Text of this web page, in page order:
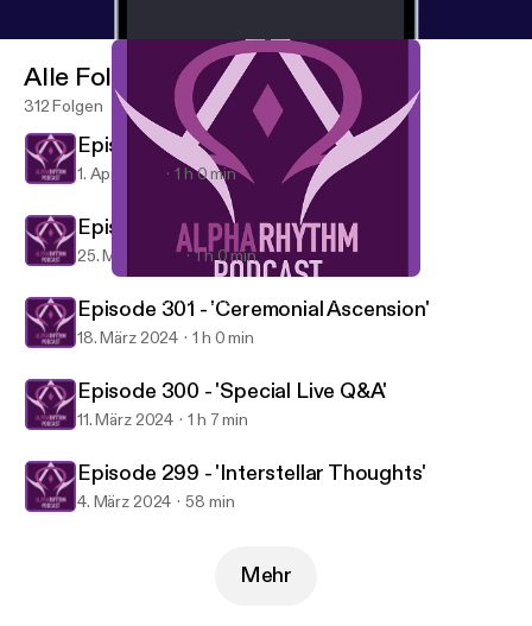
Alpha Rhythm Drum and Bass Podcast
Alle Folgen
312 Folgen
Episode 303 - 'Twilight Dawn'
1. Apr. 2024 1 h 0 min
Episode 302 - 'Stars Fade'
25. März 2024 1 h 0 min
Episode 301 - 'Ceremonial Ascension'
18. März 2024 1 h 0 min
Episode 300 - 'Special Live Q&A'
11. März 2024 1 h 7 min
Episode 299 - 'Interstellar Thoughts'
4. März 2024 58 min
Mehr